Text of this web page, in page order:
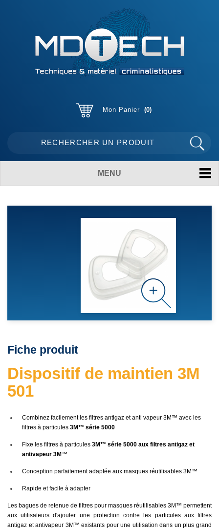
Mon Panier 0
MENU
Fiche produit
Dispositif de maintien 3M
501
Combinez facilement les filtres antigaz et anti vapeur 3M™ avec les
filtres à particules 3M™ série 5000
Fixe les filtres à particules 3M™ série 5000 aux filtres antigaz et
antivapeur 3M ™
Conception parfaitement adaptée aux masques réutilisables 3M™
Rapide et facile à adapter
Les bagues de retenue de filtres pour masques réutilisables 3M™ permettent
aux utilisateurs d'ajouter une protection contre les particules aux filtres
antigaz et antivapeur 3M™ existants pour une utilisation dans un plus grand